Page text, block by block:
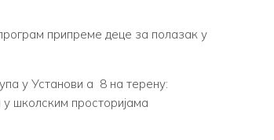
припреме деце за полазак у
у Установи а 8 на терену:
школским просторијама